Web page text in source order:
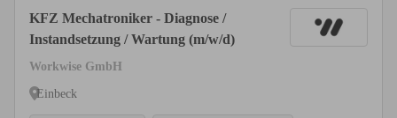
KFZ Mechatroniker - Diagnose /
Instandsetzung / Wartung (m/w/d)
Workwise GmbH
Einbeck